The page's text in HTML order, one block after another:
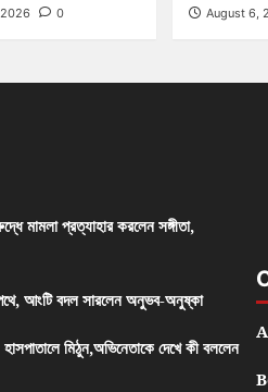
0 August 6,
মামলা প্রত্যাহার করলেন সঙ্গীতা,
আংটি বদল সারলেন অনুভব-অনুষ্কা
হাসপাতালে মিঠুন,অভিনেতাকে দেখে কী বললেন